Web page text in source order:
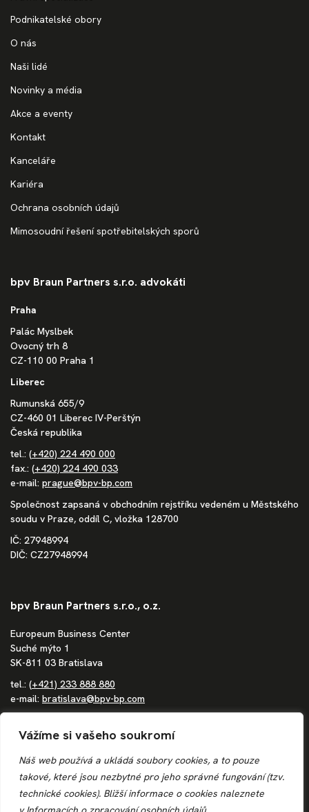
Vážíme si vašeho soukromí
Náš web používá a ukládá soubory cookies, a to pouze
takové, které jsou nezbytné pro jeho správné fungování (tzv.
technické cookies). Bližší informace o cookies naleznete
Podnikatelské obory
O nás
Naši lidé
Novinky a média
Akce a eventy
Kontakt
Kanceláře
Kariéra
Ochrana osobních údajů
Mimosoudní řešení spotřebitelských sporů
bpv Braun Partners s.r.o. advokáti
Praha
Palác Myslbek
Ovocný trh 8
CZ-110 00 Praha 1
Liberec
Rumunská 655/9
CZ-460 01 Liberec IV-Perštýn
Česká republika
tel.: (+420) 224 490 000
fax.: (+420) 224 490 033
e-mail: prague@bpv-bp.com
Společnost zapsaná v obchodním rejstříku vedeném u Městského
soudu v Praze, oddíl C, vložka 128700
IČ: 27948994
DIČ: CZ27948994
bpv Braun Partners s.r.o., o.z.
Europeum Business Center
Suché mýto 1
SK-811 03 Bratislava
tel.: (+421) 233 888 880
e-mail: bratislava@bpv-bp.com
soudem Bratislava III, oddíl Po, vložka 1683/B
IČ: 36862207
IČ DPH: SK4020244250